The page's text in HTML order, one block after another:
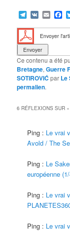
Telegram
VK
Envoyer
Ce contenu a été
Bretagne,Guerre
SOTIROVIĆ par Le
permalien.
6 RÉFLEXIONS SUR
Ping : Le vrai
Avold / The
Ping : Le
européenne
Ping : Le vrai
Ping : Le vrai